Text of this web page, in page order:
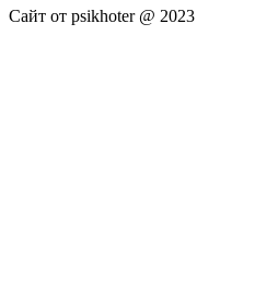
Сайт от psikhoter @ 2023